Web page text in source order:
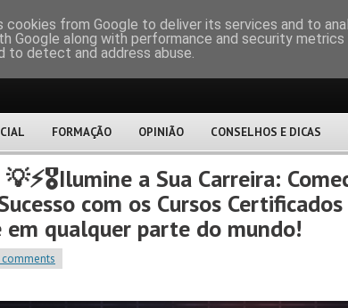
FORMAÇÃO OPINIÃO CONSELHOS E DICAS
💡⚡🎖️Ilumine a Sua Carreira:
com os Cursos
em qualquer parte do mundo!
cookies from Google to deliver its services and to
Google along with performance and security
to detect and address abuse.